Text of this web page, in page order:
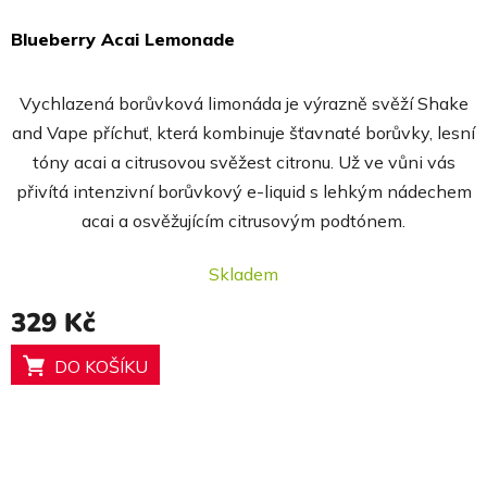
Blueberry Acai Lemonade
Vychlazená borůvková limonáda je výrazně svěží Shake
and Vape příchuť, která kombinuje šťavnaté borůvky, lesní
tóny acai a citrusovou svěžest citronu. Už ve vůni vás
přivítá intenzivní borůvkový e-liquid s lehkým nádechem
acai a osvěžujícím citrusovým podtónem.
Skladem
hodnocení
produktu
5,0
329 Kč
DO KOŠÍKU